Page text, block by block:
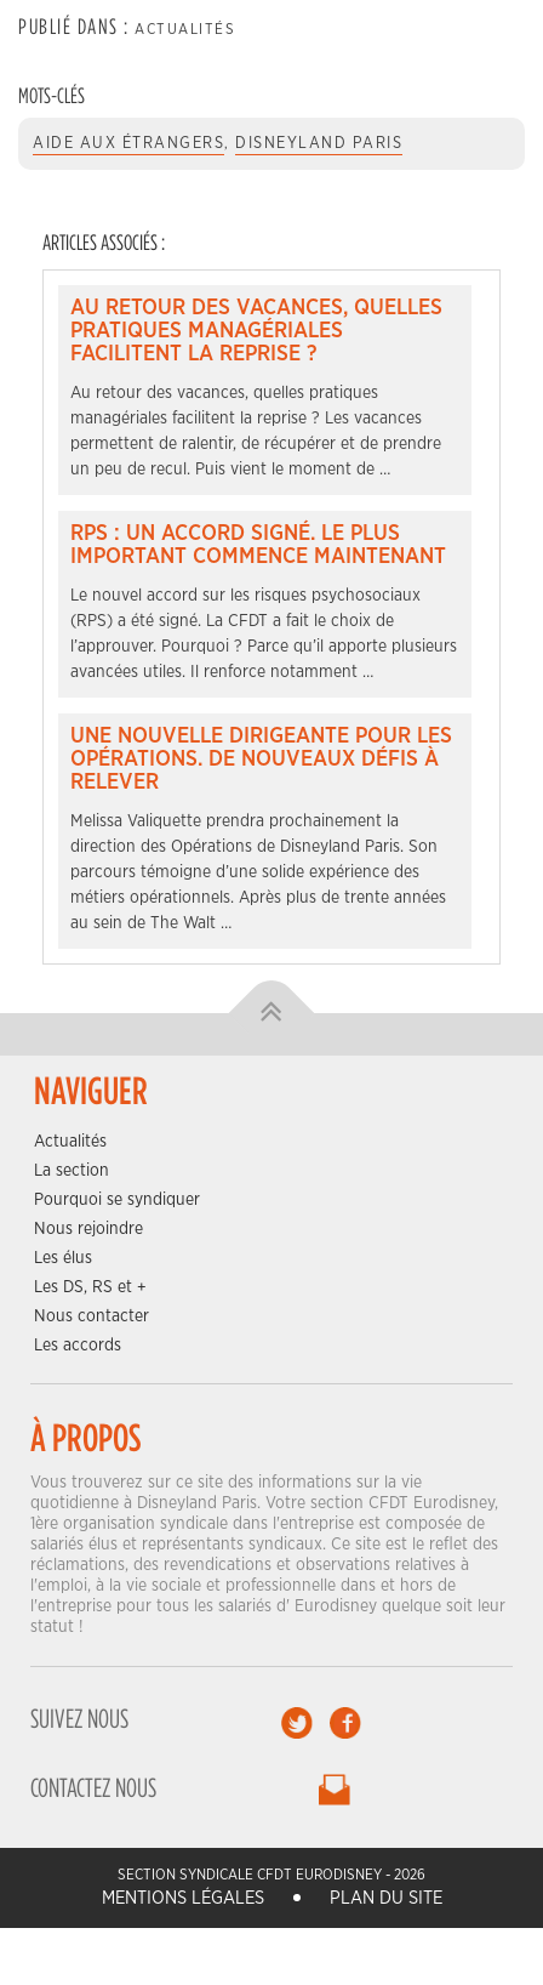
PUBLIÉ DANS : ACTUALITÉS
MOTS-CLÉS
AIDE AUX ÉTRANGERS, DISNEYLAND PARIS
ARTICLES ASSOCIÉS :
AU RETOUR DES VACANCES, QUELLES
PRATIQUES MANAGÉRIALES
FACILITENT LA REPRISE ?
Au retour des vacances, quelles pratiques
managériales facilitent la reprise ? Les vacances
permettent de ralentir, de récupérer et de prendre
un peu de recul. Puis vient le moment de …
RPS : UN ACCORD SIGNÉ. LE PLUS
IMPORTANT COMMENCE MAINTENANT
Le nouvel accord sur les risques psychosociaux
(RPS) a été signé. La CFDT a fait le choix de
l’approuver. Pourquoi ? Parce qu’il apporte plusieurs
avancées utiles. Il renforce notamment …
UNE NOUVELLE DIRIGEANTE POUR LES
OPÉRATIONS. DE NOUVEAUX DÉFIS À
RELEVER
Melissa Valiquette prendra prochainement la
direction des Opérations de Disneyland Paris. Son
parcours témoigne d’une solide expérience des
métiers opérationnels. Après plus de trente années
au sein de The Walt …
NAVIGUER
Actualités
La section
Pourquoi se syndiquer
Nous rejoindre
Les élus
Les DS, RS et +
Nous contacter
Les accords
À PROPOS
Vous trouverez sur ce site des informations sur la vie
quotidienne à Disneyland Paris. Votre section CFDT Eurodisney,
1ère organisation syndicale dans l'entreprise est composée de
salariés élus et représentants syndicaux. Ce site est le reflet des
réclamations, des revendications et observations relatives à
l'emploi, à la vie sociale et professionnelle dans et hors de
l'entreprise pour tous les salariés d' Eurodisney quelque soit leur
statut !
SUIVEZ NOUS
CONTACTEZ NOUS
SECTION SYNDICALE CFDT EURODISNEY - 2026
MENTIONS LÉGALES PLAN DU SITE